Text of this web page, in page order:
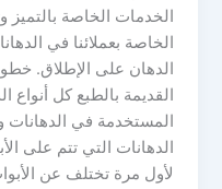
الخدمات الخاصة بالتميز
الخاصة بعملائنا في
الدهان على الإطلاق.
القديمة بالطبع كل أنواع
المستخدمة في الدهانات
الدهانات التي تتم على
لأول مرة تختلف عن